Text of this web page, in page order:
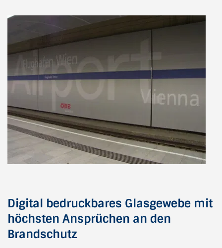
Digital bedruckbares Glasgewebe mit
höchsten Ansprüchen an den
Brandschutz